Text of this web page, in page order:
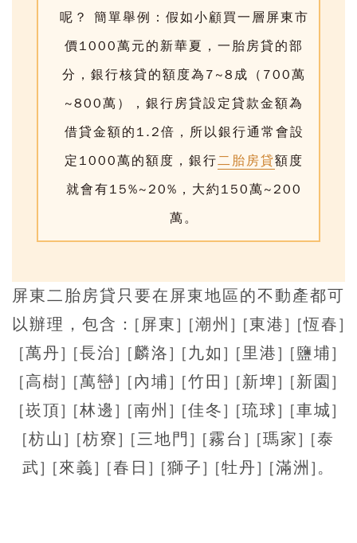
呢？
簡單舉例：假如小顧買一層屏東市
價1000萬元的新華夏，一胎房貸的部
分，銀行核貸的額度為7~8成（700萬
~800萬），銀行房貸設定貸款金額為
借貸金額的1.2倍，所以銀行通常會設
定1000萬的額度，銀行二胎房貸額度
就會有15%~20%，大約150萬~200
萬。
屏東二胎房貸只要在屏東地區的不動產都可
以辦理，包含：[屏東] [潮州] [東港] [恆春]
[萬丹] [長治] [麟洛] [九如] [里港] [鹽埔]
[高樹] [萬巒] [內埔] [竹田] [新埤] [新園]
[崁頂] [林邊] [南州] [佳冬] [琉球] [車城]
[枋山] [枋寮] [三地門] [霧台] [瑪家] [泰
武] [來義] [春日] [獅子] [牡丹] [滿洲]。